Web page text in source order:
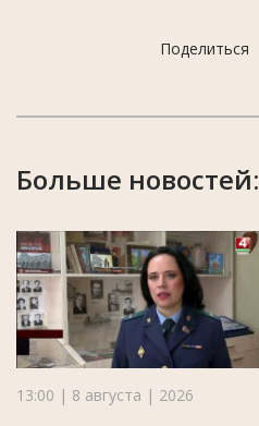
Поделиться
Больше новостей:
13:00 | 8 августа | 2026